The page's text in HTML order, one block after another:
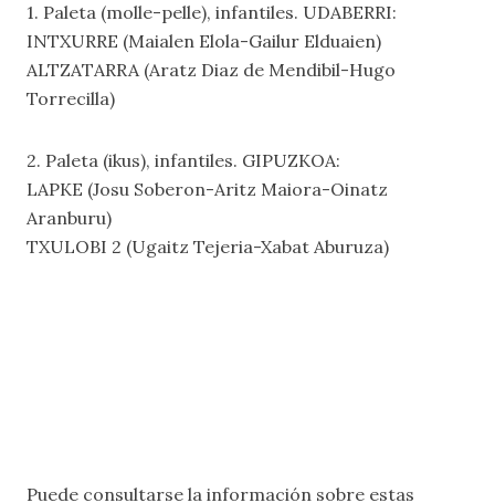
1. Paleta (molle-pelle), infantiles. UDABERRI:
INTXURRE (Maialen Elola-Gailur Elduaien)
ALTZATARRA (Aratz Diaz de Mendibil-Hugo
Torrecilla)
2. Paleta (ikus), infantiles. GIPUZKOA:
LAPKE (Josu Soberon-Aritz Maiora-Oinatz
Aranburu)
TXULOBI 2 (Ugaitz Tejeria-Xabat Aburuza)
Puede consultarse la información sobre estas